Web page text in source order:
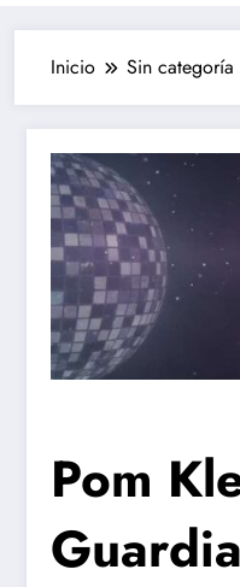
Inicio Sin categoría
Pom